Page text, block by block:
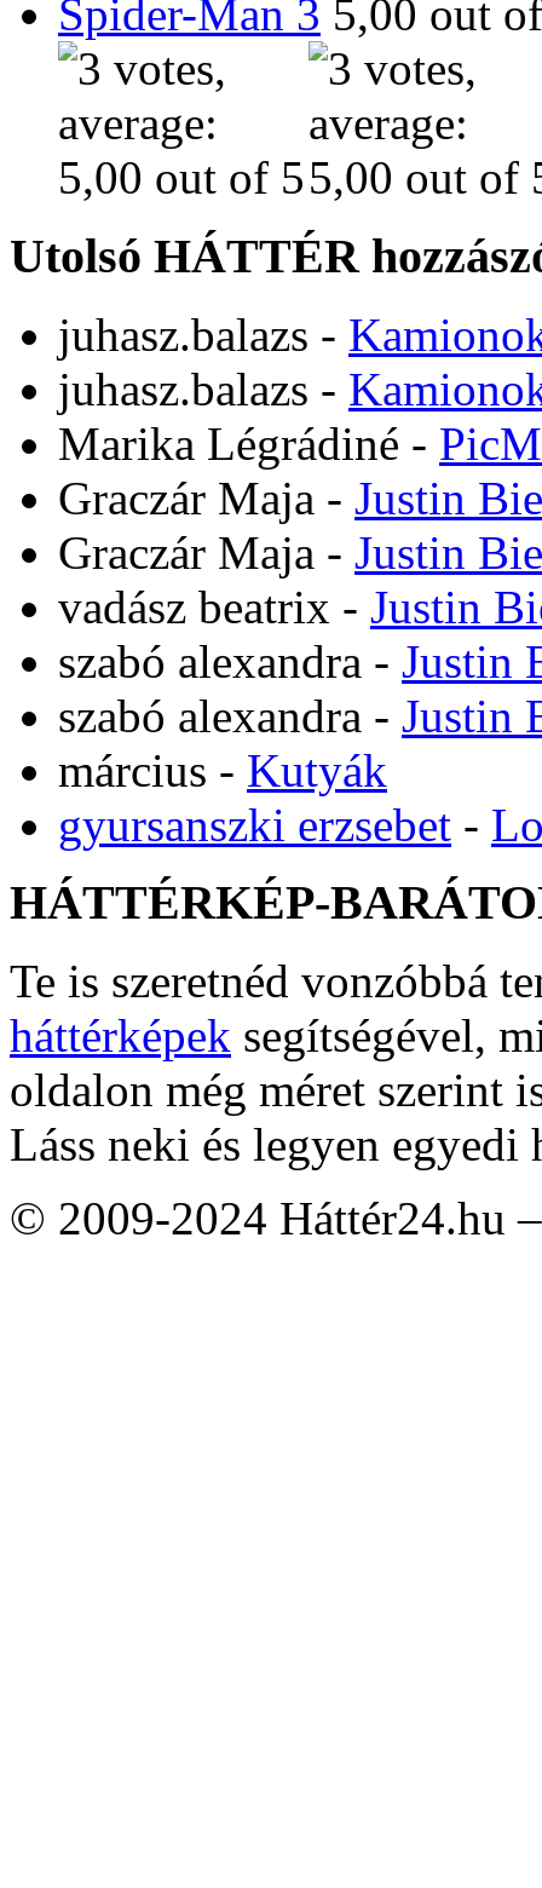
Spider-Man 3
Utolsó HÁTTÉR
juhasz.balazs -
juhasz.balazs -
Marika Légrádiné -
Graczár Maja - Justin
Graczár Maja - Justin
vadász beatrix - Justin
szabó alexandra - Justin
szabó alexandra - Justin
március - Kutyák
gyursanszki erzsebet -
HÁTTÉRKÉP-
Te is szeretnéd vonzóbbá
háttérképek segítségével,
oldalon még méret szerint
Láss neki és legyen egyedi
© 2009-2024 Háttér24.hu